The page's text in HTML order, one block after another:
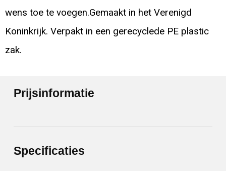
wens toe te voegen.Gemaakt in het Verenigd
Koninkrijk. Verpakt in een gerecyclede PE plastic
zak.
Prijsinformatie
Specificaties